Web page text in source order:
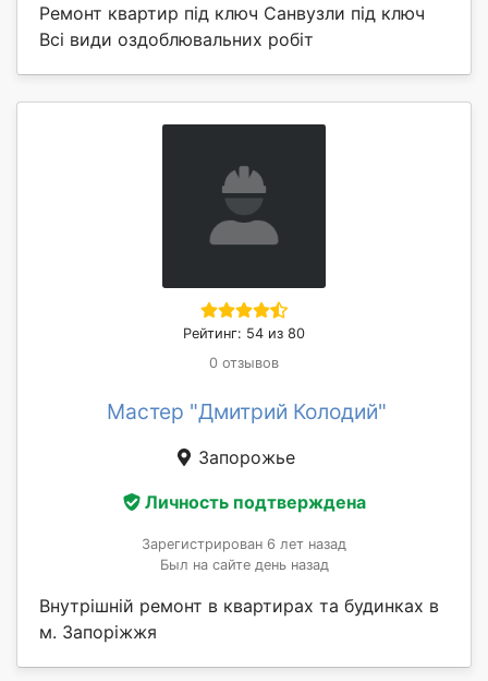
Ремонт квартир під ключ Санвузли під ключ
Всі види оздоблювальних робіт
Рейтинг: 54 из 80
0 отзывов
Мастер "Дмитрий Колодий"
Запорожье
Личность подтверждена
Зарегистрирован 6 лет назад
Был на сайте день назад
Внутрішній ремонт в квартирах та будинках в
м. Запоріжжя